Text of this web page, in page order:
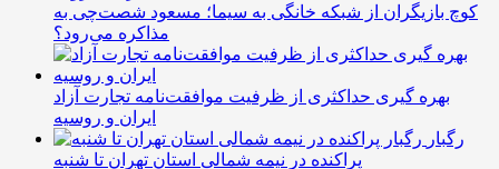
کوچ بازیگران از شبکه خانگی به سیما؛ مسعود شصت‌چی به
مذاکره می‌رود؟
بهره گیری حداکثری از ظرفیت موافقت‌نامه تجارت آزاد
ایران و روسیه
رگبار
پراکنده در نیمه شمالی استان تهران تا شنبه